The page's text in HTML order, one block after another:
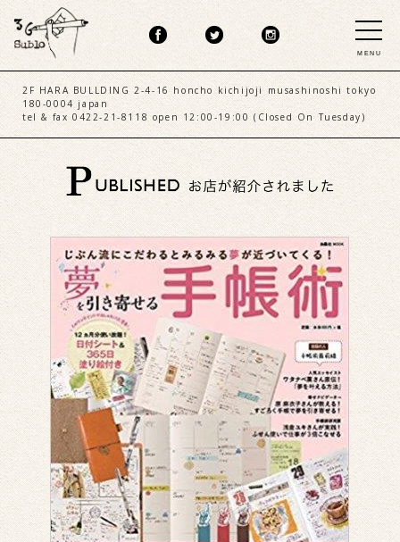
MENU
2F HARA BULLDING 2-4-16 honcho kichijoji musashinoshi tokyo
180-0004 japan
tel & fax 0422-21-8118 open 12:00-19:00 (Closed On Tuesday)